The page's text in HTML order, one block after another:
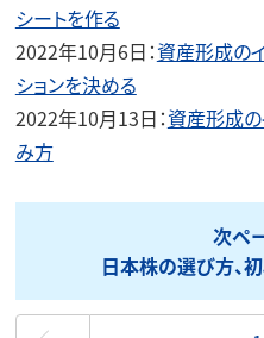
シートを作る
2022年10月6日：資産形成の
ションを決める
2022年10月13日：資産形成の
み方
次ペ
日本株の選び方、